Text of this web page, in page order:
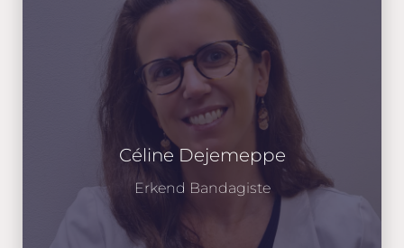
Céline Dejemeppe
Erkend Bandagiste